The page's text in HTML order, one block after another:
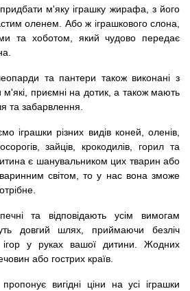
м'яку іграшку жирафа, з його
оленем. Або ж іграшкового слона,
та хоботом, який чудово передає
та пантери також виконані з
приємні на дотик, а також мають
та забарвлення.
іграшки різних видів коней, оленів,
зайців, крокодилів, горил та
є шанувальником цих тварин або
світом, то у нас вона зможе
та відповідають усім вимогам
довгий шлях, приймаючи безліч
ігор у руках вашої дитини. Жодних
або гострих країв.
вигідні ціни на усі іграшки